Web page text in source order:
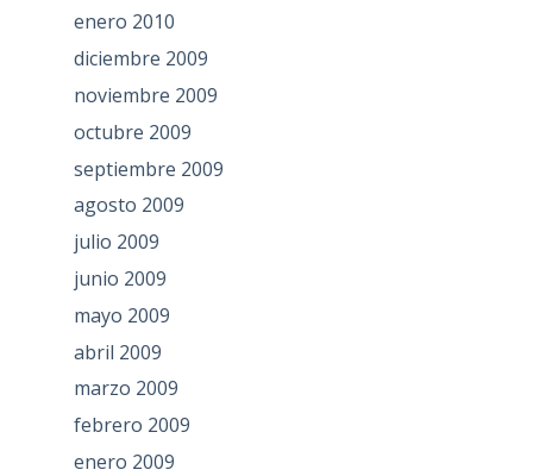
enero 2010
diciembre 2009
noviembre 2009
octubre 2009
septiembre 2009
agosto 2009
julio 2009
junio 2009
mayo 2009
abril 2009
marzo 2009
febrero 2009
enero 2009